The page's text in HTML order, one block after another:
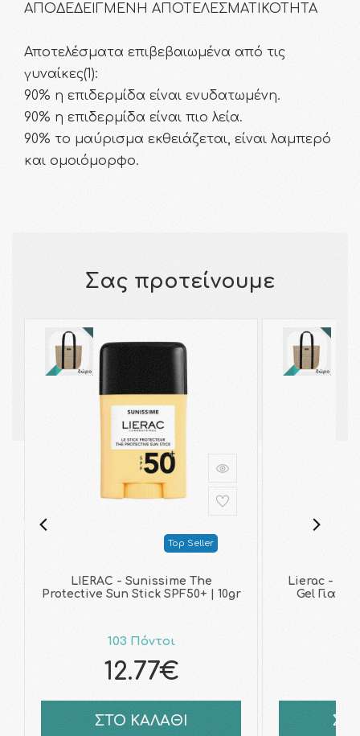
ΑΠΟΔΕΔΕΙΓΜΕΝΗ ΑΠΟΤΕΛΕΣΜΑΤΙΚΟΤΗΤΑ
Αποτελέσματα επιβεβαιωμένα από τις
γυναίκες(1):
90% η επιδερμίδα είναι ενυδατωμένη.
90% η επιδερμίδα είναι πιο λεία.
90% το μαύρισμα εκθειάζεται, είναι λαμπερό
και ομοιόμορφο.
Σας προτείνουμε
Top Seller
LIERAC - Sunissime The
Protective Sun Stick SPF50+ | 10gr
103 Πόντοι
12.77€
ΣΤΟ ΚΑΛΑΘΙ
Lierac -
Gel Για